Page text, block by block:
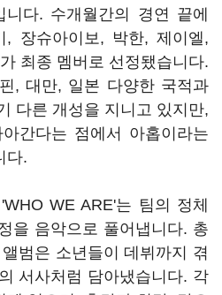
다. 수개월간의 경연 끝에
, 장슈아이보, 박한, 제이엘,
최종 멤버로 선정됐습니다.
, 대만, 일본 다양한 국적과
다른 개성을 지니고 있지만,
간다는 점에서 아홉이라는
다.
WE ARE'는 팀의 정체
을 음악으로 풀어냅니다. 총
범은 소년들이 데뷔까지 겪
서사처럼 담아냈습니다. 각